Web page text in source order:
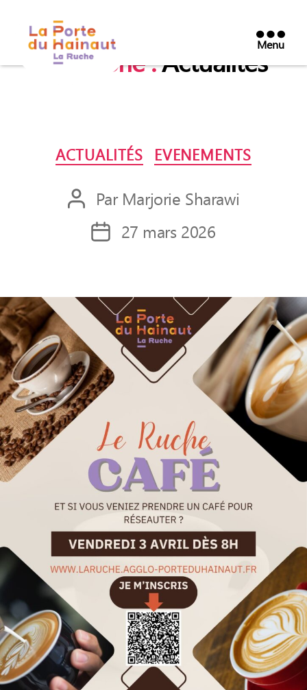
Menu
Catégorie :Actualités
ACTUALITÉS EVENEMENTS
Auteur
de
l’article
Par Marjorie Sharawi
Date27 mars 2026